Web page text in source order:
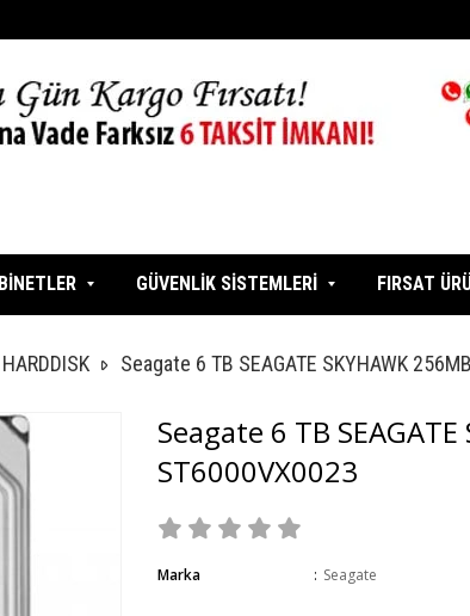
GÜVENLİK SİSTEMLERİ FIRSAT
Seagate 6 TB SEAGATE SKYHAWK
Seagate 6 TB
ST6000VX0023
Marka : Seagate